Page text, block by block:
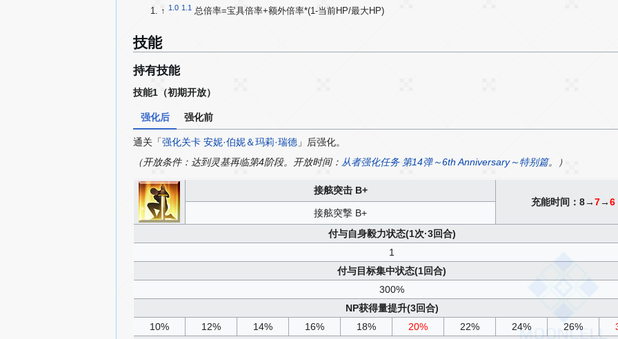
↑1.0 1.1 总倍率=宝具倍率+额外倍率*(1-当前HP/最大HP)
技能
持有技能
技能1（初期开放）
强化后 强化前
通关「强化关卡 安妮·伯妮＆玛莉·瑞德 」后强化。
（开放条件：达到灵基再临第4阶段。开放时间： 从者强化任务 第14弹～6th Anniversary～特别篇。）
接舷突击 B+
充能时间：8→7→6
接舷突撃 B+
付与自身毅力状态(1次·3回合)
1
付与目标集中状态(1回合)
300%
NP获得量提升(3回合)
10%
12% 14% 16% 18% 20% 22% 24% 26%